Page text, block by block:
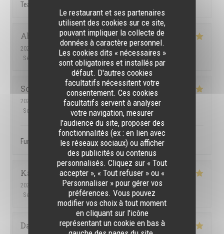
Le restaurant et ses partenaires
utilisent des cookies sur ce site,
pouvant impliquer la collecte de
données à caractère personnel.
Les cookies dits « nécessaires »
sont obligatoires et installés par
défaut. D'autres cookies
facultatifs nécessitent votre
consentement. Ces cookies
facultatifs servent à analyser
votre navigation, mesurer
l'audience du site, proposer des
fonctionnalités (ex : en lien avec
les réseaux sociaux) ou afficher
des publicités ou contenus
personnalisés. Cliquez sur « Tout
accepter », « Tout refuser » ou «
Personnaliser » pour gérer vos
préférences. Vous pouvez
modifier vos choix à tout moment
en cliquant sur l'icône
représentant un cookie en bas à
Team of the Spot Bar!
Abhishek B
2026-07-09
- 21:45 - Couverts 2
Service
Ambiance: 5/5 Cuisine : 5/5 Qualité / Prix
Sofie
2026-07-12
- 19:00 - Couverts 3
Service
Ambiance: 5/5 Cuisine: /5 Qualité / Prix
Fun atmosphere, great service, tasty food
Karen
2026-07-09
- 21:30 - Couverts 4
Service
Ambiance: 5/5 Cuisine: 5/5 Qualité / Prix
Dawid